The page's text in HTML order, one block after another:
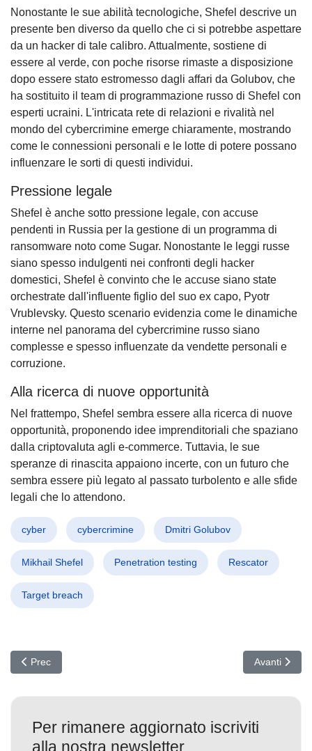
Nonostante le sue abilità tecnologiche, Shefel descrive un
presente ben diverso da quello che ci si potrebbe aspettare
da un hacker di tale calibro. Attualmente, sostiene di
essere al verde, con poche risorse rimaste a disposizione
dopo essere stato estromesso dagli affari da Golubov, che
ha sostituito il team di programmazione russo di Shefel con
esperti ucraini. L'intricata rete di relazioni e rivalità nel
mondo del cybercrimine emerge chiaramente, mostrando
come le connessioni personali e le lotte di potere possano
influenzare le sorti di questi individui.
Pressione legale
Shefel è anche sotto pressione legale, con accuse
pendenti in Russia per la gestione di un programma di
ransomware noto come Sugar. Nonostante le leggi russe
siano spesso indulgenti nei confronti degli hacker
domestici, Shefel è convinto che le accuse siano state
orchestrate dall'influente figlio del suo ex capo, Pyotr
Vrublevsky. Questo scenario evidenzia come le dinamiche
interne nel panorama del cybercrimine russo siano
complesse e spesso influenzate da vendette personali e
corruzione.
Alla ricerca di nuove opportunità
Nel frattempo, Shefel sembra essere alla ricerca di nuove
opportunità, proponendo idee imprenditoriali che spaziano
dalla criptovaluta agli e-commerce. Tuttavia, le sue
speranze di rinascita appaiono incerte, con un futuro che
sembra essere più legato al passato turbolento e alle sfide
legali che lo attendono.
cyber cybercrimine Dmitri Golubov
Mikhail Shefel Penetration testing Rescator
Target breach
Articolo precedente: Aggiornamento Microsoft di Novembre:
Prec Articolo
Avanti
Per rimanere aggiornato iscriviti
alla nostra newsletter